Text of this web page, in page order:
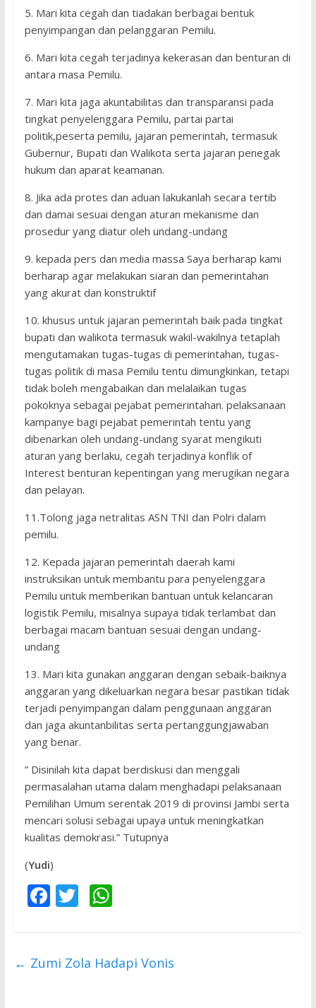
5. Mari kita cegah dan tiadakan berbagai bentuk
penyimpangan dan pelanggaran Pemilu.
6. Mari kita cegah terjadinya kekerasan dan benturan di
antara masa Pemilu.
7. Mari kita jaga akuntabilitas dan transparansi pada
tingkat penyelenggara Pemilu, partai partai
politik,peserta pemilu, jajaran pemerintah, termasuk
Gubernur, Bupati dan Walikota serta jajaran penegak
hukum dan aparat keamanan.
8. Jika ada protes dan aduan lakukanlah secara tertib
dan damai sesuai dengan aturan mekanisme dan
prosedur yang diatur oleh undang-undang
9. kepada pers dan media massa Saya berharap kami
berharap agar melakukan siaran dan pemerintahan
yang akurat dan konstruktif
10. khusus untuk jajaran pemerintah baik pada tingkat
bupati dan walikota termasuk wakil-wakilnya tetaplah
mengutamakan tugas-tugas di pemerintahan, tugas-
tugas politik di masa Pemilu tentu dimungkinkan, tetapi
tidak boleh mengabaikan dan melalaikan tugas
pokoknya sebagai pejabat pemerintahan. pelaksanaan
kampanye bagi pejabat pemerintah tentu yang
dibenarkan oleh undang-undang syarat mengikuti
aturan yang berlaku, cegah terjadinya konflik of
Interest benturan kepentingan yang merugikan negara
dan pelayan.
11.Tolong jaga netralitas ASN TNI dan Polri dalam
pemilu.
12. Kepada jajaran pemerintah daerah kami
instruksikan untuk membantu para penyelenggara
Pemilu untuk memberikan bantuan untuk kelancaran
logistik Pemilu, misalnya supaya tidak terlambat dan
berbagai macam bantuan sesuai dengan undang-
undang
13. Mari kita gunakan anggaran dengan sebaik-baiknya
anggaran yang dikeluarkan negara besar pastikan tidak
terjadi penyimpangan dalam penggunaan anggaran
dan jaga akuntanbilitas serta pertanggungjawaban
yang benar.
” Disinilah kita dapat berdiskusi dan menggali
permasalahan utama dalam menghadapi pelaksanaan
Pemilihan Umum serentak 2019 di provinsi Jambi serta
mencari solusi sebagai upaya untuk meningkatkan
kualitas demokrasi.” Tutupnya
(Yudi)
F
b
T
er
W
s
← Zumi Zola Hadapi Vonis